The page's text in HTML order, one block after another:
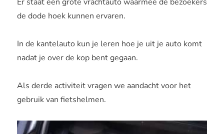
de dode hoek kunnen ervaren.
In de kantelauto kun je leren hoe je uit je auto komt
nadat je over de kop bent gegaan.
Als derde activiteit vragen we aandacht voor het
gebruik van fietshelmen.